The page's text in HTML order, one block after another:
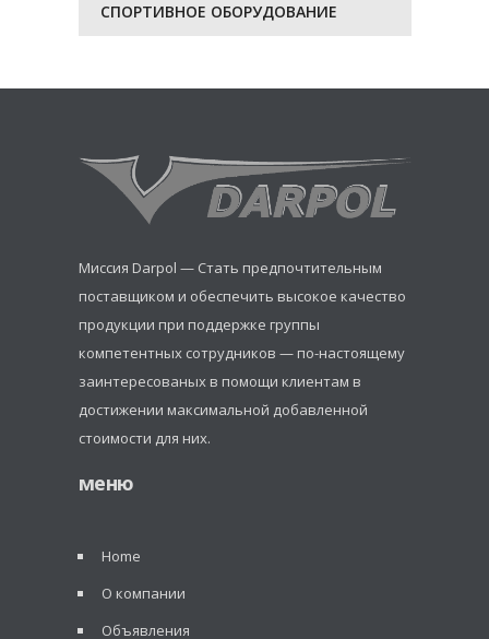
СПОРТИВНОЕ ОБОРУДОВАНИЕ
Миссия Darpol — Стать предпочтительным
поставщиком и обеспечить высокое качество
продукции при поддержке группы
компетентных сотрудников — по-настоящему
заинтересованых в помощи клиентам в
достижении максимальной добавленной
стоимости для них.
меню
Home
О компании
Объявления